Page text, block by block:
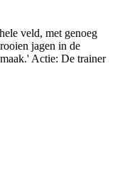
veld, met genoeg
jagen in de
Actie: De trainer